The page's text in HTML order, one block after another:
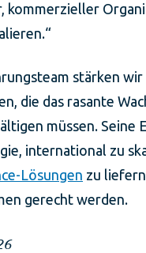
kommerzieller
stärken
die das rasante
müssen. Seine
international zu
Lösungen zu
gerecht werden.